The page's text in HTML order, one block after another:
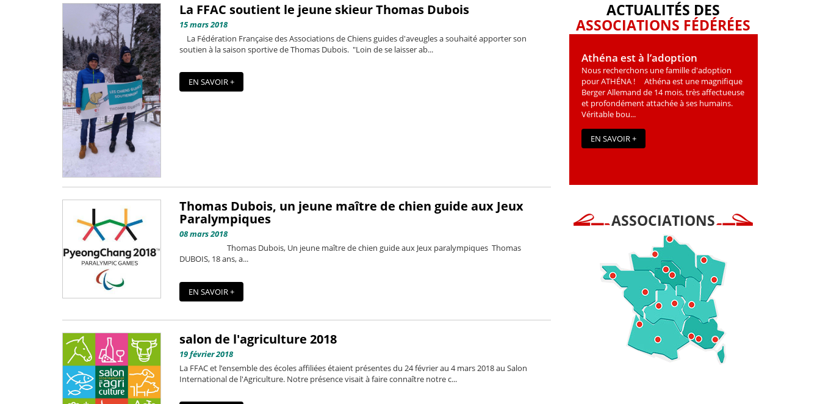
La FFAC soutient le jeune skieur Thomas Dubois
15 mars 2018
La Fédération Française des Associations de Chiens guides d'aveugles a souhaité apporter son
soutien à la saison sportive de Thomas Dubois. "Loin de se laisser ab...
EN SAVOIR +
Thomas Dubois, un jeune maître de chien guide aux Jeux
Paralympiques
08 mars 2018
Thomas Dubois, Un jeune maître de chien guide aux Jeux paralympiques Thomas
DUBOIS, 18 ans, a...
EN SAVOIR +
salon de l'agriculture 2018
19 février 2018
La FFAC et l’ensemble des écoles affiliées étaient présentes du 24 février au 4 mars 2018 au Salon
International de l'Agriculture. Notre présence visait à faire connaître notre c...
ACTUALITÉS DES
ASSOCIATIONS FÉDÉRÉES
Athéna est à l’adoption
Nous recherchons une famille d'adoption
pour ATHÉNA ! Athéna est une magniﬁque
Berger Allemand de 14 mois, très affectueuse
et profondément attachée à ses humains.
Véritable bou...
EN SAVOIR +
ASSOCIATIONS